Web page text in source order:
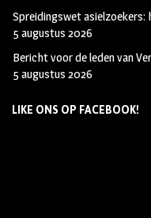
Spreidingswet asielzoekers:
5 augustus 2026
Bericht voor de leden van
5 augustus 2026
LIKE ONS OP FACEBOOK!